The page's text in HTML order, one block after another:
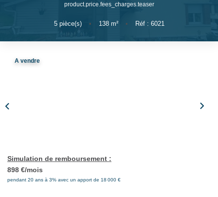
ESTIMER
product.price.fees_charges.teaser
5pièce(s) • 138m² • Réf : 6021
A vendre
Simulation de remboursement :
898 €/mois
pendant 20 ans à 3% avec un apport de 18 000 €